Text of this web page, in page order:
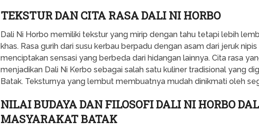
TEKSTUR DAN CITA RASA DALI NI HORBO
Dali Ni Horbo memiliki tekstur yang mirip dengan tahu tetapi lebih
khas. Rasa gurih dari susu kerbau berpadu dengan asam dari jeruk
menciptakan sensasi yang berbeda dari hidangan lainnya. Cita rasa
menjadikan Dali Ni Kerbo sebagai salah satu kuliner tradisional yang
Batak. Teksturnya yang lembut membuatnya mudah dinikmati oleh
NILAI BUDAYA DAN FILOSOFI DALI NI HORBO
MASYARAKAT BATAK